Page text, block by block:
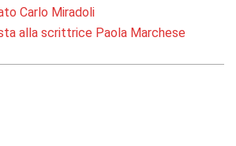
Carlo Miradoli
alla scrittrice Paola Marchese